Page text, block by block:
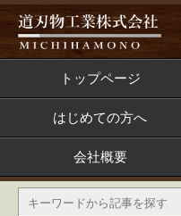
トップページ
はじめての方へ
会社概要